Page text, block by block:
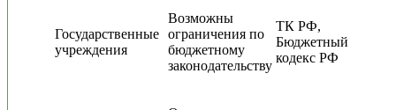
Государственные
учреждения
Возможны
ограничения по
бюджетному
законодательству
ТК РФ,
Бюджетный
кодекс РФ